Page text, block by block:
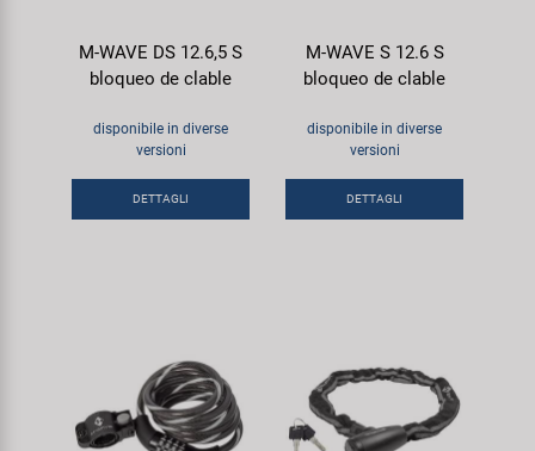
M-WAVE DS 12.6,5 S
bloqueo de clable
disponibile in diverse
versioni
DETTAGLI
M-WAVE S 12.6 S
bloqueo de clable
disponibile in diverse
versioni
DETTAGLI